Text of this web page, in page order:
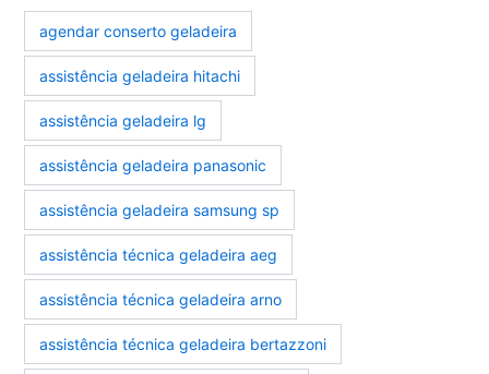
agendar conserto geladeira
assistência geladeira hitachi
assistência geladeira lg
assistência geladeira panasonic
assistência geladeira samsung sp
assistência técnica geladeira aeg
assistência técnica geladeira arno
assistência técnica geladeira bertazzoni